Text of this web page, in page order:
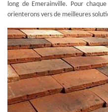
long de Emerainville. Pour
orienterons vers de meilleures